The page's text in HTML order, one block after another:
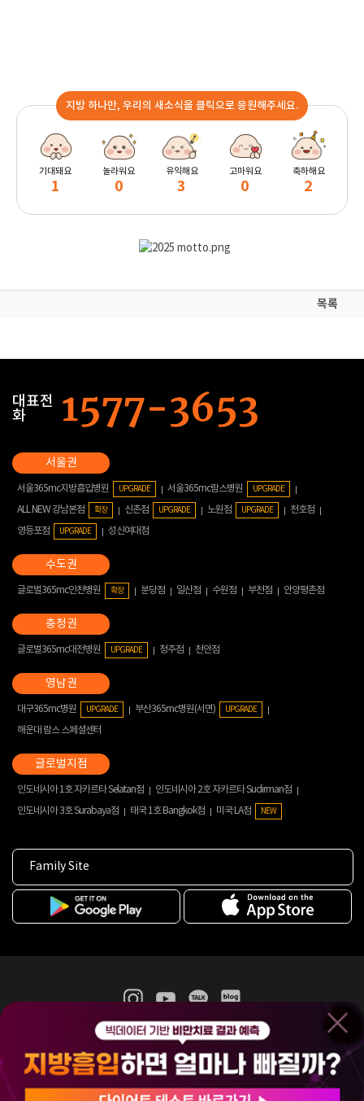
지방 하나만, 우리의 새소식을 클릭으로 응원해주세요.
기대돼요
1
놀라워요
0
유익해요
3
고마워요
0
축하해요
2
목록
대표전
화
서울365mc지방흡입병원 UPGRADE 서울365mc람스병원 UPGRADE
ALL NEW 강남본점 확장 신촌점 UPGRADE 노원점 UPGRADE
천호점
영등포점
UPGRADE 성신여대점
글로벌365mc인천병원 확장 분당점 일산점 수원점 부천점 안양평촌점
글로벌365mc대전병원 UPGRADE 청주점 천안점
대구365mc병원 UPGRADE 부산365mc병원(서면) UPGRADE
해운대 람스 스페셜센터
인도네시아 1호 자카르타 Selatan점
인도네시아 2호 자카르타 Sudirman점
인도네시아 3호 Surabaya점
태국 1호 Bangkok점 미국 LA점 NEW
Family Site
365mc 병·의원 이용약관
홈페이지 이용약관
비급여진료수가
(주)365mcㅣ서울특별시 서초구 서초대로52길 7, 3~4층(서초동, 제일빌딩)
120-87-04354ㅣ김남철